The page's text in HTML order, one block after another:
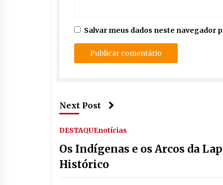
Salvar meus dados neste navegador
Next Post
DESTAQUEnotícias
Os Indígenas e os Arcos da
Histórico